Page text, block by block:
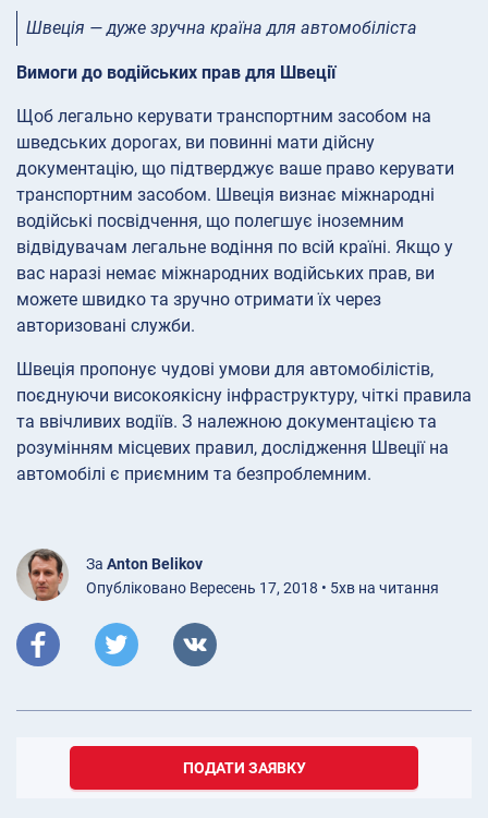
Швеція — дуже зручна країна для автомобіліста
Вимоги до водійських прав для Швеції
Щоб легально керувати транспортним засобом на
шведських дорогах, ви повинні мати дійсну
документацію, що підтверджує ваше право керувати
транспортним засобом. Швеція визнає міжнародні
водійські посвідчення, що полегшує іноземним
відвідувачам легальне водіння по всій країні. Якщо у
вас наразі немає міжнародних водійських прав, ви
можете швидко та зручно отримати їх через
авторизовані служби.
Швеція пропонує чудові умови для автомобілістів,
поєднуючи високоякісну інфраструктуру, чіткі правила
та ввічливих водіїв. З належною документацією та
розумінням місцевих правил, дослідження Швеції на
автомобілі є приємним та безпроблемним.
За Anton Belikov
Опубліковано Вересень 17, 2018 • 5хв на читання
ПОДАТИ ЗАЯВКУ